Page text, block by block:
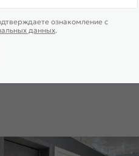
ознакомление c
данных.